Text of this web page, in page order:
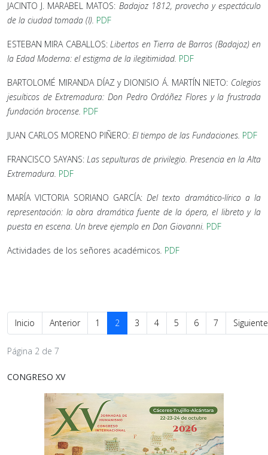
JACINTO J. MARABEL MATOS: Badajoz 1812, provecho y espectáculo
de la ciudad tomada (I) PDF
ESTEBAN MIRA CABALLOS: Libertos en Tierra de Barros (Badajoz) en
la Edad Moderna: el estigma de la ilegitimidad PDF
BARTOLOMÉ MIRANDA DÍAZ y DIONISIO Á. MARTÍN NIETO: Colegios
jesuíticos de Extremadura: Don Pedro Ordóñez Flores y la frustrada
fundación brocense PDF
JUAN CARLOS MORENO PIÑERO: El tiempo de las Fundaciones PDF
FRANCISCO SAYANS: Las sepulturas de privilegio. Presencia en la Alta
Extremadura PDF
MARÍA VICTORIA SORIANO GARCÍA: Del texto dramático-lírico a la
representación: la obra dramática fuente de la ópera, el libreto y la
puesta en escena. Un breve ejemplo en Don Giovanni. PDF
Actividades de los señores académicos PDF
Inicio Anterior 1 2 3 4 5 6 7 Siguiente
Página 2 de 7
CONGRESO XV